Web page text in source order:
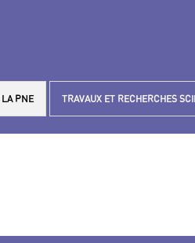
LA PNE TRAVAUX ET RECHERCHES